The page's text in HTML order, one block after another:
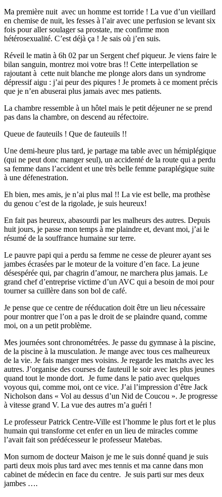
Ma première nuit avec un homme est torride ! La vue d’un vieillard
en chemise de nuit, les fesses à l’air avec une perfusion se levant six
fois pour aller soulager sa prostate, me confirme mon
hétérosexualité. C’est déjà ça ! Je sais où j’en suis.
Réveil le matin à 6h 02 par un Sergent chef piqueur. Je viens faire le
bilan sanguin, montrez moi votre bras !! Cette interpellation se
rajoutant à cette nuit blanche me plonge alors dans un syndrome
dépressif aigu : j’ai peur des piqures ! Je promets à ce moment précis
que je n’en abuserai plus jamais avec mes patients.
La chambre ressemble à un hôtel mais le petit déjeuner ne se prend
pas dans la chambre, on descend au réfectoire.
Queue de fauteuils ! Que de fauteuils !!
Une demi-heure plus tard, je partage ma table avec un hémiplégique
(qui ne peut donc manger seul), un accidenté de la route qui a perdu
sa femme dans l’accident et une très belle femme paraplégique suite
à une défenestration.
Eh bien, mes amis, je n’ai plus mal !! La vie est belle, ma prothèse
du genou c’est de la rigolade, je suis heureux!
En fait pas heureux, abasourdi par les malheurs des autres. Depuis
huit jours, je passe mon temps à me plaindre et, devant moi, j’ai le
résumé de la souffrance humaine sur terre.
Le pauvre papi qui a perdu sa femme ne cesse de pleurer ayant ses
jambes écrasées par le moteur de la voiture d’en face. La jeune
désespérée qui, par chagrin d’amour, ne marchera plus jamais. Le
grand chef d’entreprise victime d’un AVC qui a besoin de moi pour
tourner sa cuillère dans son bol de café.
Je pense que ce centre de rééducation doit être un lieu nécessaire
pour montrer que l’on a pas le droit de se plaindre quand, comme
moi, on a un petit problème.
Mes journées sont chronométrées. Je passe du gymnase à la piscine,
de la piscine à la musculation. Je mange avec tous ces malheureux
de la vie. Je fais manger mes voisins. Je regarde les matchs avec les
autres. J’organise des courses de fauteuil le soir avec les plus jeunes
quand tout le monde dort. Je fume dans le patio avec quelques
voyous qui, comme moi, ont ce vice. J’ai l’impression d’être Jack
Nicholson dans « Vol au dessus d’un Nid de Coucou ». Je progresse
à vitesse grand V. La vue des autres m’a guéri !
Le professeur Patrick Centre-Ville est l’homme le plus fort et le plus
humain qui transforme cet enfer en un lieu de miracles comme
l’avait fait son prédécesseur le professeur Matebas.
Mon surnom de docteur Maison je me le suis donné quand je suis
parti deux mois plus tard avec mes tennis et ma canne dans mon
cabinet de médecin en face du centre. Je suis parti sur mes deux
jambes ….